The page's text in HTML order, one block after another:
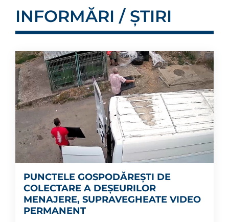
INFORMĂRI / ȘTIRI
PUNCTELE GOSPODĂREȘTI DE
COLECTARE A DEȘEURILOR
MENAJERE, SUPRAVEGHEATE VIDEO
PERMANENT